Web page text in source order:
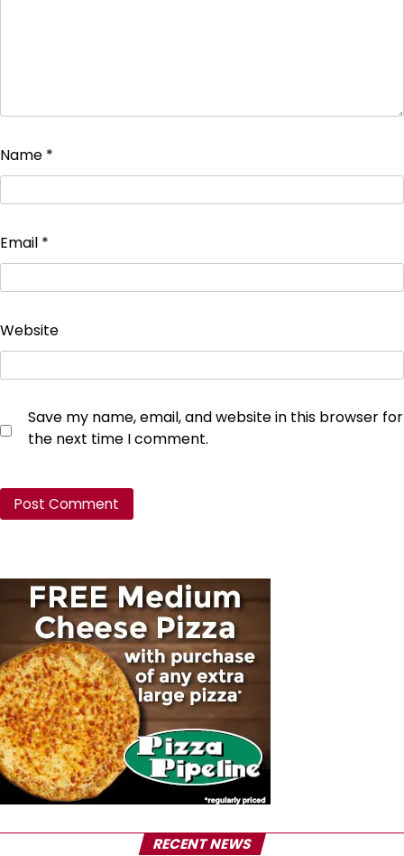
Name *
Email *
Website
Save my name, email, and website in this browser for
the next time I comment.
RECENT NEWS